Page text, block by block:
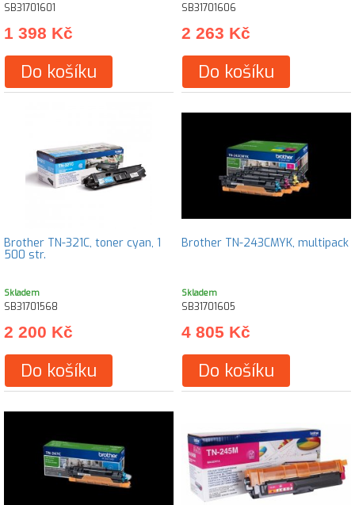
SB31701601
1 398 Kč
Do košíku
SB31701606
2 263 Kč
Do košíku
Brother TN-321C, toner cyan, 1
500 str.
Skladem
SB31701568
2 200 Kč
Do košíku
Brother TN-243CMYK, multipack
Skladem
SB31701605
4 805 Kč
Do košíku